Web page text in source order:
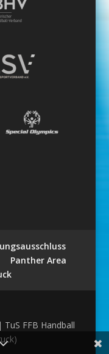
Panther Area
FFB Handball